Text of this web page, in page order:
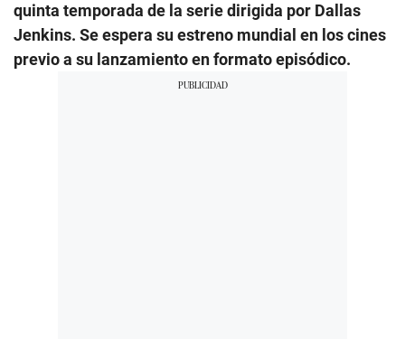
quinta temporada de la serie dirigida por Dallas
Jenkins. Se espera su estreno mundial en los cines
previo a su lanzamiento en formato episódico.